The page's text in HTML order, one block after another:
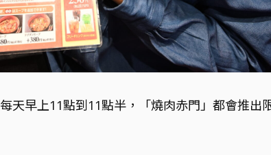
每天早上11點到11點半，「燒肉赤門」都會推出